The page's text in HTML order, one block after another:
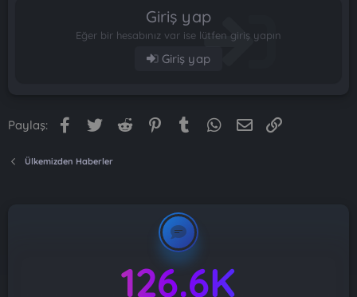
Giriş yap
Eğer bir hesabınız var ise lütfen giriş yapın
Giriş yap
Paylaş: Facebook
Twitter Reddit PinterestTumblr WhatsApp
E-posta
Ülkemizden Haberler
126.6K